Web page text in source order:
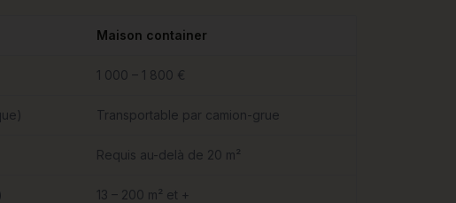
Maison container
1 000 – 1 800 €
Transportable par camion-grue
Requis au-delà de 20 m²
13 – 200 m² et +